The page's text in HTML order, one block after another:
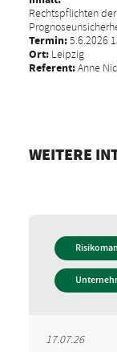
Rechtspflichten
Termin:5.6.2026
Ort: Leipzig
Referent:Anne
WEITERE
17.07.26